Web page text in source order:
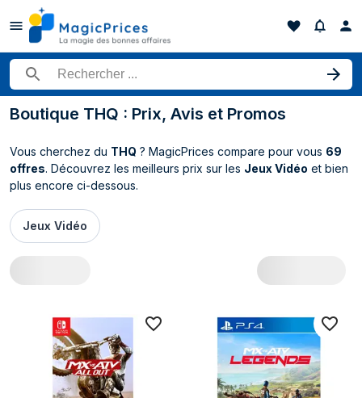
Rechercher un produit
Boutique THQ : Prix, Avis et Promos
Vous cherchez du THQ ? MagicPrices compare pour vous 69
offres. Découvrez les meilleurs prix sur les Jeux Vidéo et bien
plus encore ci-dessous.
Jeux Vidéo
Toutes les offres THQ